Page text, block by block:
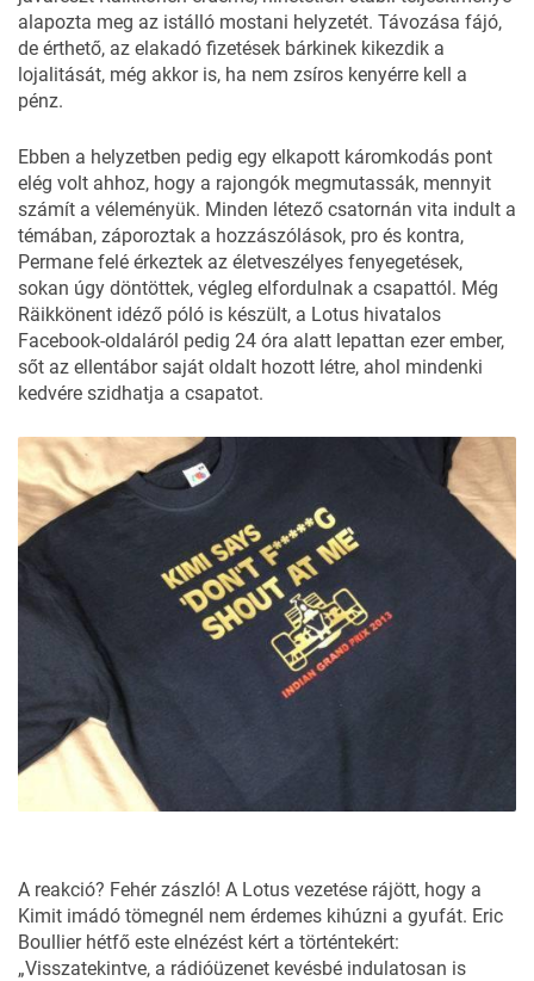
alapozta meg az istálló mostani helyzetét. Távozása fájó,
de érthető, az elakadó fizetések bárkinek kikezdik a
lojalitását, még akkor is, ha nem zsíros kenyérre kell a
pénz.
Ebben a helyzetben pedig egy elkapott káromkodás pont
elég volt ahhoz, hogy a rajongók megmutassák, mennyit
számít a véleményük. Minden létező csatornán vita indult a
témában, záporoztak a hozzászólások, pro és kontra,
Permane felé érkeztek az életveszélyes fenyegetések,
sokan úgy döntöttek, végleg elfordulnak a csapattól. Még
Räikkönent idéző póló is készült, a Lotus hivatalos
Facebook-oldaláról pedig 24 óra alatt lepattan ezer ember,
sőt az ellentábor saját oldalt hozott létre, ahol mindenki
kedvére szidhatja a csapatot.
A reakció? Fehér zászló! A Lotus vezetése rájött, hogy a
Kimit imádó tömegnél nem érdemes kihúzni a gyufát. Eric
Boullier hétfő este elnézést kért a történtekért:
„Visszatekintve, a rádióüzenet kevésbé indulatosan is